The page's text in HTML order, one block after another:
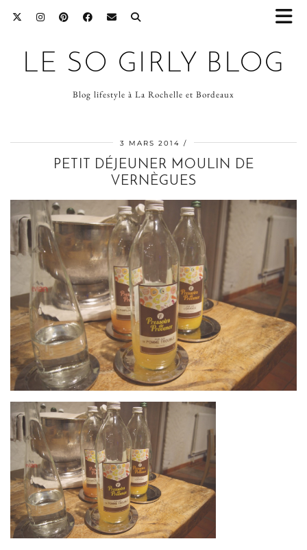
LE SO GIRLY BLOG
Blog lifestyle à La Rochelle et Bordeaux
3 MARS 2014
PETIT DÉJEUNER MOULIN DE
VERNÈGUES